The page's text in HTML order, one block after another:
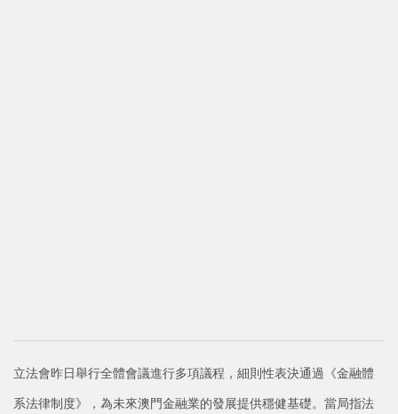
立法會昨日舉行全體會議進行多項議程，細則性表決通過《金融體
系法律制度》，為未來澳門金融業的發展提供穩健基礎。當局指法